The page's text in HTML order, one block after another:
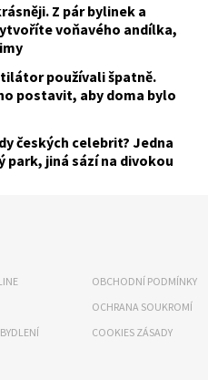
Z pár bylinek a
voňavého andílka,
používali špatně.
postavit, aby doma bylo
českých celebrit? Jedna
park, jiná sází na divokou
OBCHODNÍ PODMÍNKY
OCHRANA SOUKROMÍ
COOKIES ZÁSADY